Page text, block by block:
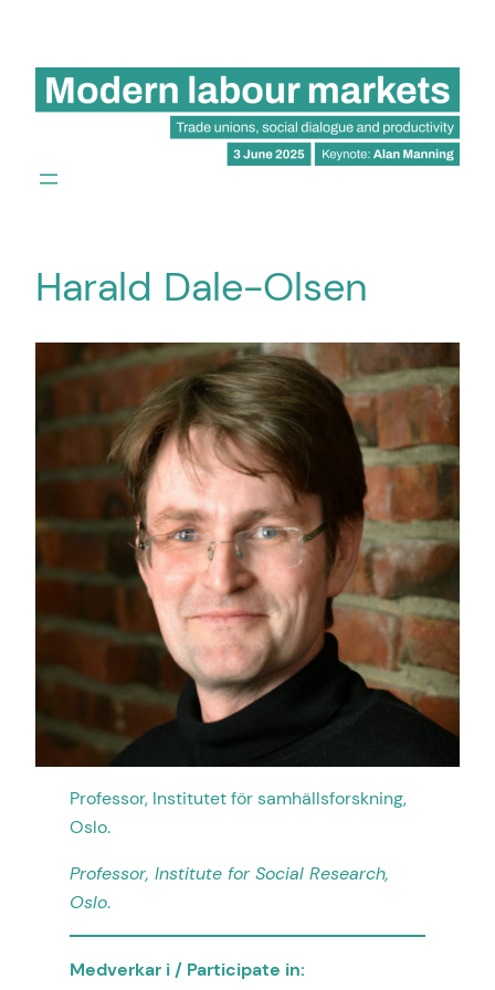
innehåll
Harald Dale-Olsen
Professor, Institutet för samhällsforskning,
Oslo.
Professor, Institute for Social Research,
Oslo.
Medverkar i / Participate in: